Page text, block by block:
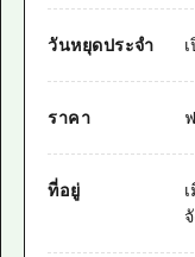
วันหยุดประจำ
ราคา
ที่อยู่